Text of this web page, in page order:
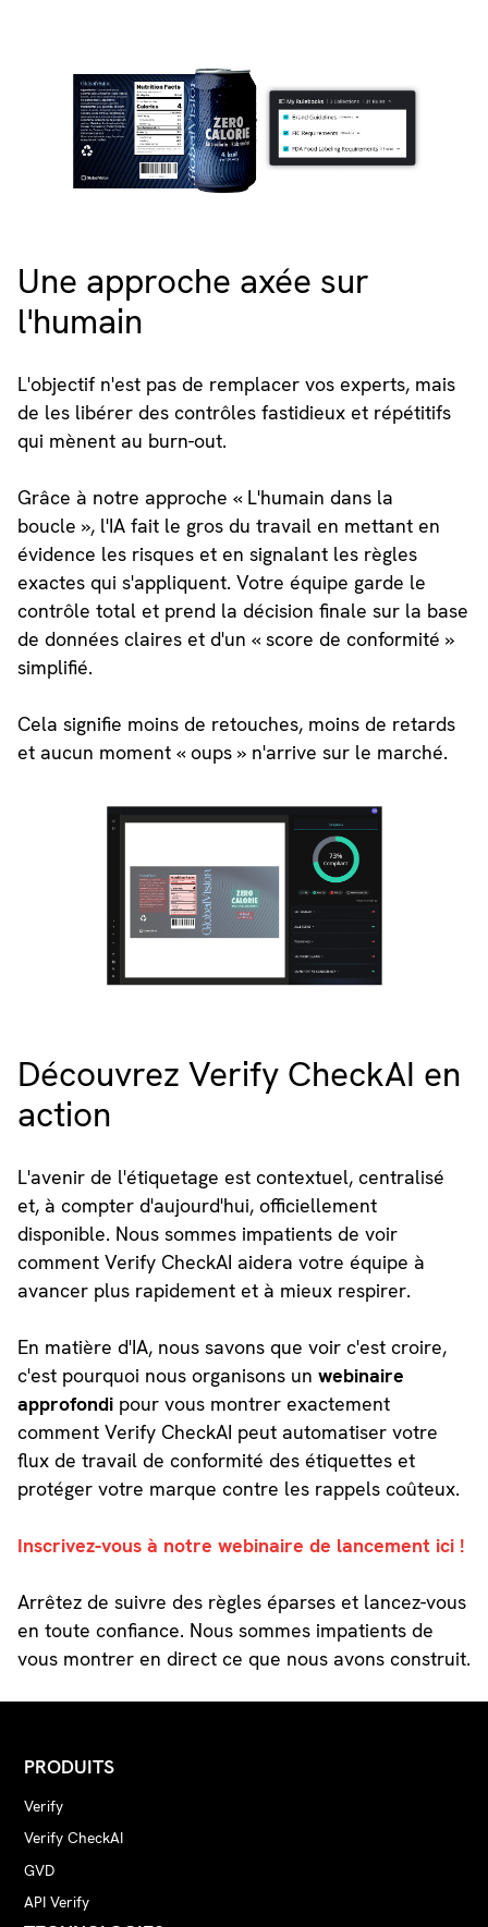
Une approche axée sur
l'humain
L'objectif n'est pas de remplacer vos experts, mais
de les libérer des contrôles fastidieux et répétitifs
qui mènent au burn-out.
Grâce à notre approche « L'humain dans la
boucle », l'IA fait le gros du travail en mettant en
évidence les risques et en signalant les règles
exactes qui s'appliquent. Votre équipe garde le
contrôle total et prend la décision finale sur la base
de données claires et d'un « score de conformité »
simplifié.
Cela signifie moins de retouches, moins de retards
et aucun moment « oups » n'arrive sur le marché.
Découvrez Verify CheckAI en
action
L'avenir de l'étiquetage est contextuel, centralisé
et, à compter d'aujourd'hui, officiellement
disponible. Nous sommes impatients de voir
comment Verify CheckAI aidera votre équipe à
avancer plus rapidement et à mieux respirer.
En matière d'IA, nous savons que voir c'est croire,
c'est pourquoi nous organisons un webinaire
approfondipour vous montrer exactement
comment Verify CheckAI peut automatiser votre
flux de travail de conformité des étiquettes et
protéger votre marque contre les rappels coûteux.
Inscrivez-vous à notre webinaire de lancement ici !
Arrêtez de suivre des règles éparses et lancez-vous
en toute confiance. Nous sommes impatients de
vous montrer en direct ce que nous avons construit.
PRODUITS
Verify
Verify CheckAI
GVD
API Verify